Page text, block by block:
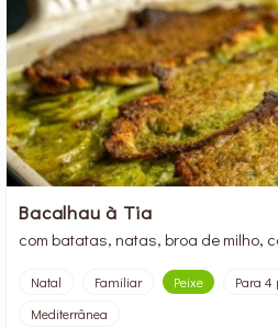
Bacalhau à Tia
com batatas, natas, broa de milho,
Natal Familiar Peixe Para 4
Mediterrânea